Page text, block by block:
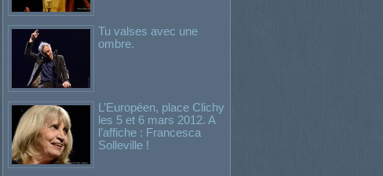
Tu valses avec une
ombre.
L’Européen, place Clichy
les 5 et 6 mars 2012. A
l’affiche : Francesca
Solleville !